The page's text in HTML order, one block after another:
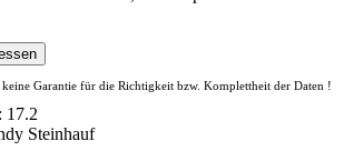
Garantie für die Richtigkeit bzw. Komplettheit der Daten !
17.2
Steinhauf